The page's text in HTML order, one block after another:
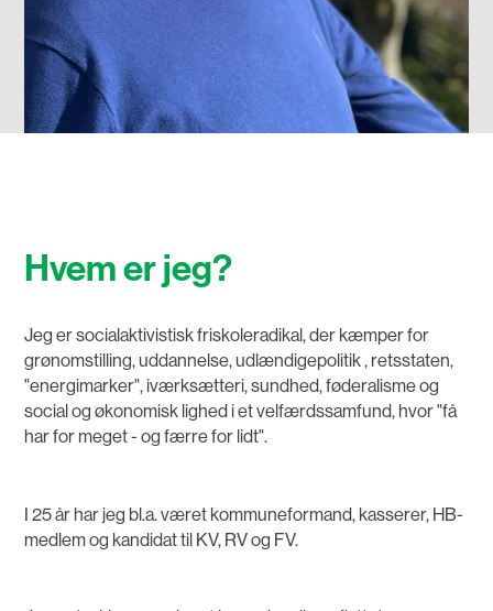
Hvem er jeg?
Jeg er socialaktivistisk friskoleradikal, der kæmper for
grønomstilling, uddannelse, udlændigepolitik , retsstaten,
"energimarker", iværksætteri, sundhed, føderalisme og
social og økonomisk lighed i et velfærdssamfund, hvor "få
har for meget - og færre for lidt".
I 25 år har jeg bl.a. været kommuneformand, kasserer, HB-
medlem og kandidat til KV, RV og FV.